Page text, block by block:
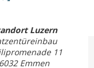
Luzern
11
6032 Emmen